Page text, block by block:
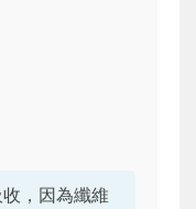
，因為纖維